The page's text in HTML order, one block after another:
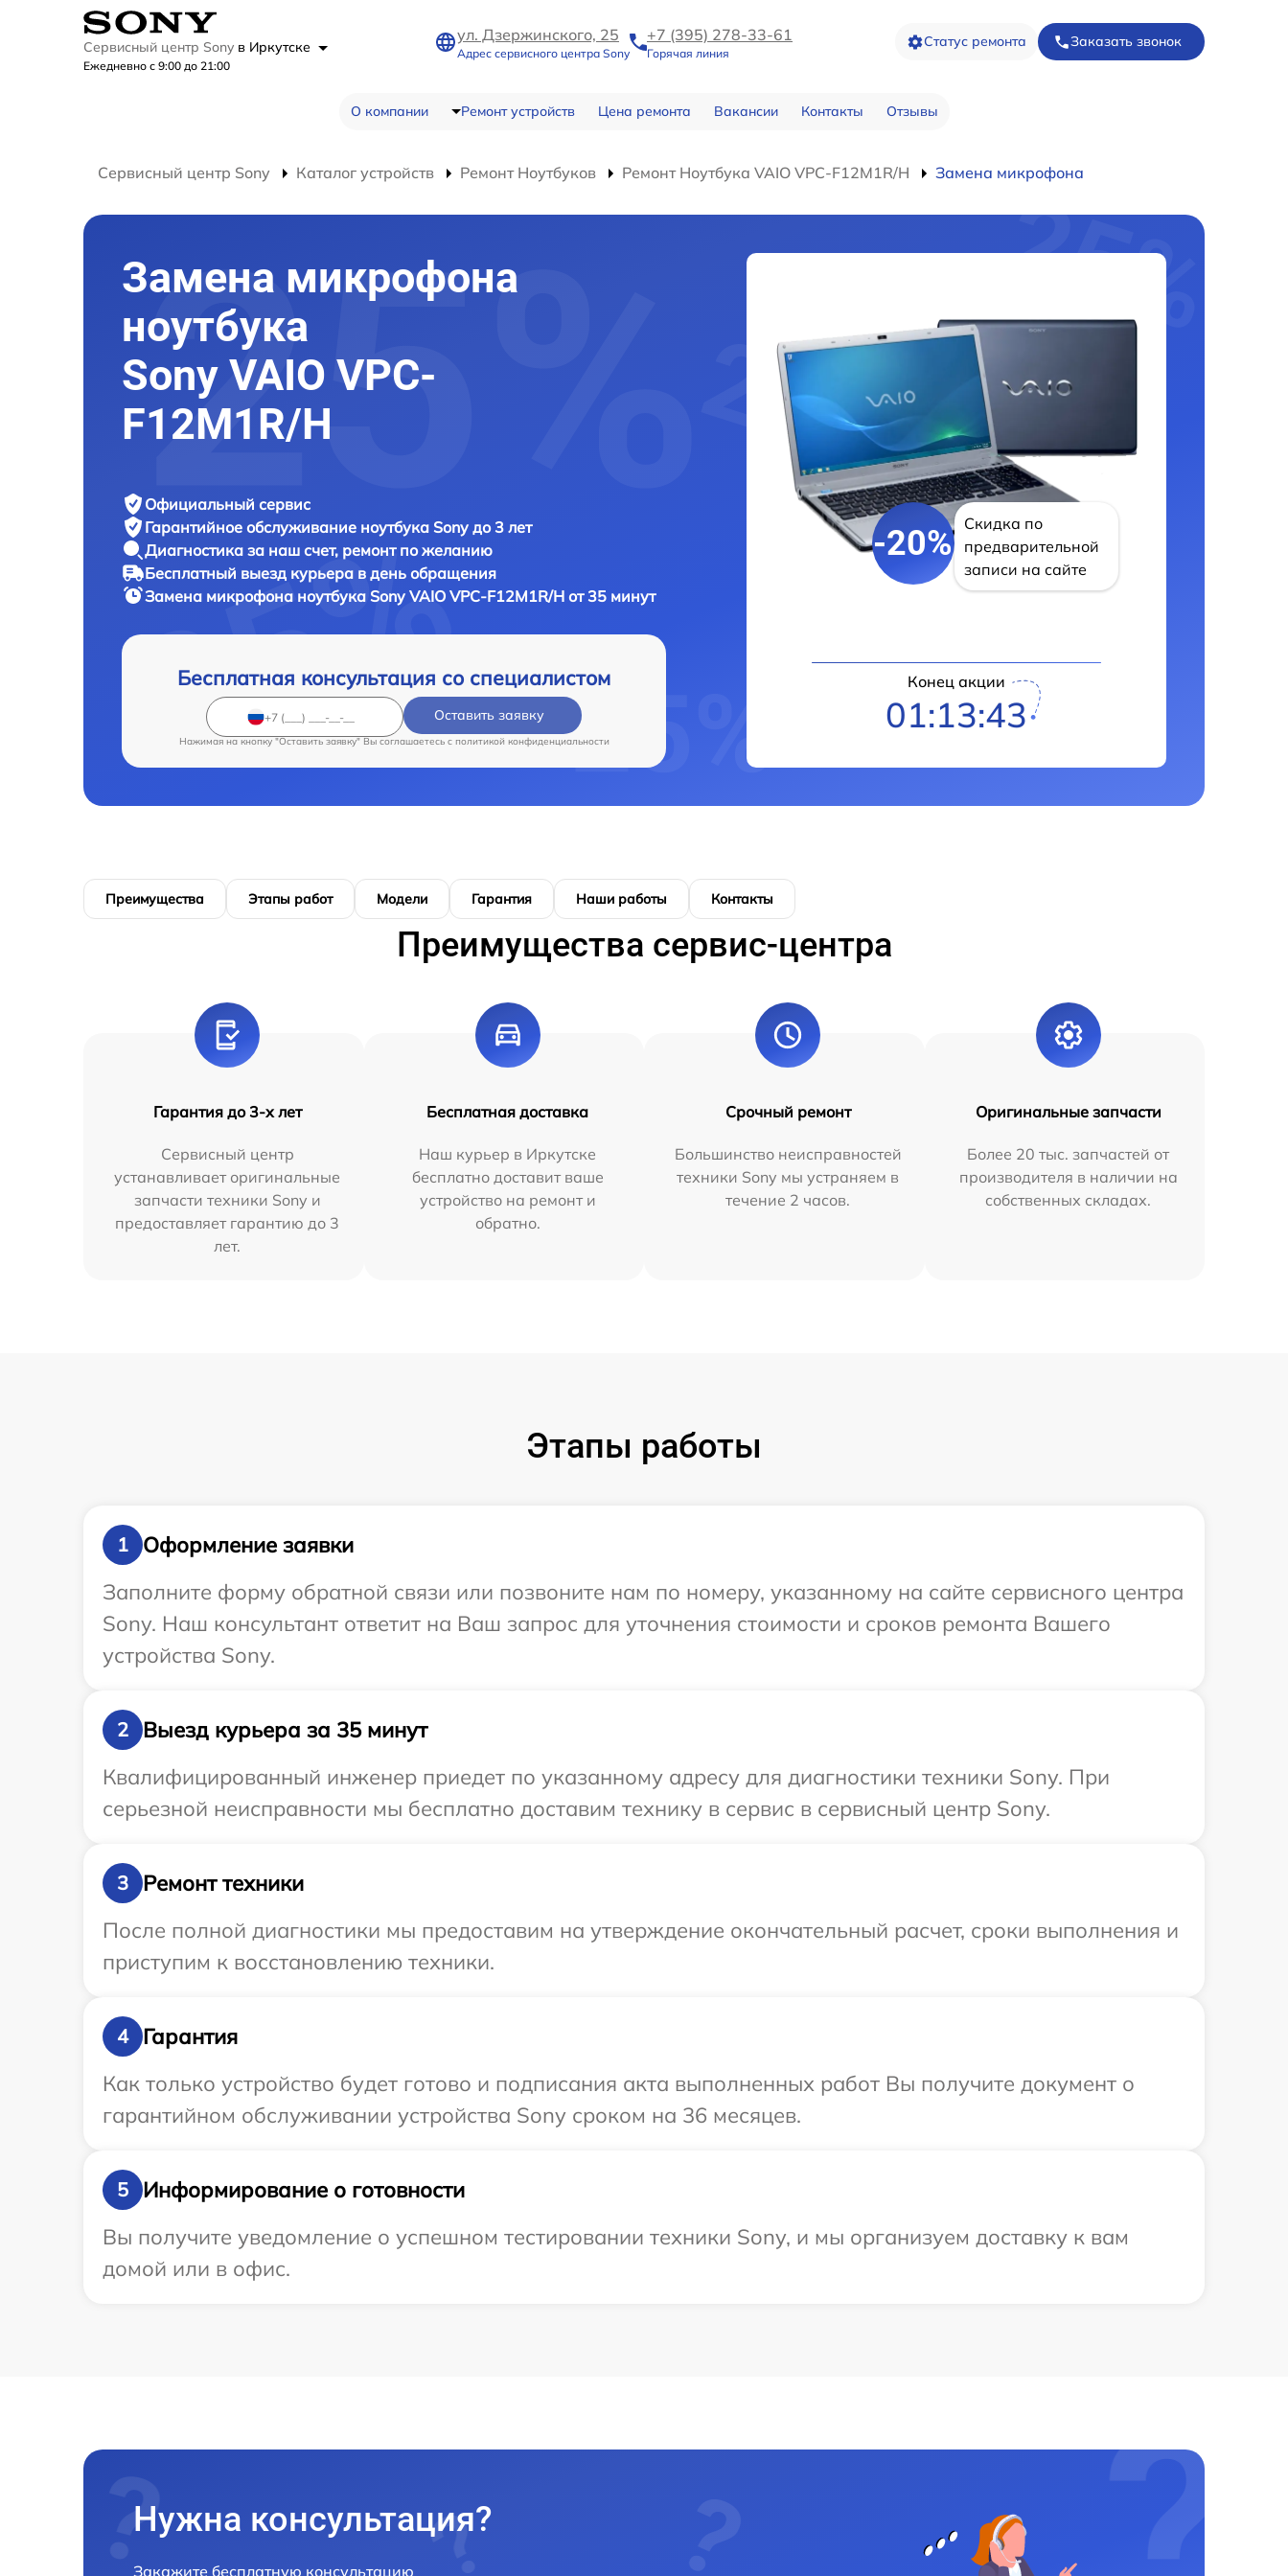
Сервисный центр Sony в Иркутске
Ежедневно с 9:00 до 21:00
ул. Дзержинского, 25
Адрес сервисного центра Sony
+7 (395) 278-33-61
Горячая линия
Статус ремонта Заказать звонок
О компании Ремонт устройств Цена ремонта Вакансии Контакты Отзывы
Сервисный центр Sony Каталог устройств Ремонт Ноутбуков Ремонт Ноутбука VAIO VPC-F12M1R/H Замена микрофона
Замена микрофона
ноутбука
Sony VAIO VPC-
F12M1R/H
Официальный сервис
Гарантийное обслуживание ноутбука Sony до 3 лет
Диагностика за наш счет, ремонт по желанию
Бесплатный выезд курьера в день обращения
Замена микрофона ноутбука Sony VAIO VPC-F12M1R/H от 35 минут
Бесплатная консультация со специалистом
Оставить заявку
Нажимая на кнопку "Оставить заявку" Вы соглашаетесь c политикой конфиденциальности
-20%
Скидка по
предварительной
записи на сайте
Конец акции
01:13:42
Преимущества Этапы работ Модели Гарантия Наши работы Контакты
Преимущества сервис-центра
Гарантия до 3-х лет
Сервисный центр
устанавливает оригинальные
запчасти техники Sony и
предоставляет гарантию до 3
лет.
Бесплатная доставка
Наш курьер в Иркутске
бесплатно доставит ваше
устройство на ремонт и
обратно.
Срочный ремонт
Большинство неисправностей
техники Sony мы устраняем в
течение 2 часов.
Оригинальные запчасти
Более 20 тыс. запчастей от
производителя в наличии на
собственных складах.
Этапы работы
1
Оформление заявки
Заполните форму обратной связи или позвоните нам по номеру, указанному на сайте сервисного центра
Sony. Наш консультант ответит на Ваш запрос для уточнения стоимости и сроков ремонта Вашего
устройства Sony.
2
Выезд курьера за 35 минут
Квалифицированный инженер приедет по указанному адресу для диагностики техники Sony. При
серьезной неисправности мы бесплатно доставим технику в сервис в сервисный центр Sony.
3
Ремонт техники
После полной диагностики мы предоставим на утверждение окончательный расчет, сроки выполнения и
приступим к восстановлению техники.
4
Гарантия
Как только устройство будет готово и подписания акта выполненных работ Вы получите документ о
гарантийном обслуживании устройства Sony сроком на 36 месяцев.
5
Информирование о готовности
Вы получите уведомление о успешном тестировании техники Sony, и мы организуем доставку к вам
домой или в офис.
Нужна консультация?
Закажите бесплатную консультацию